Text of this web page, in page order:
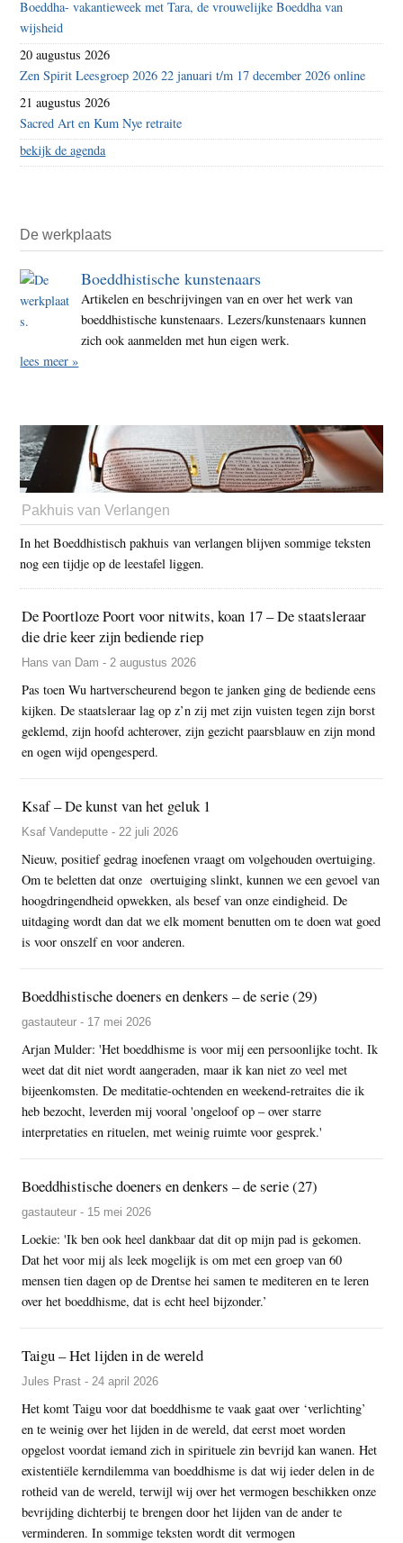
Boeddha- vakantieweek met Tara, de vrouwelijke Boeddha van
wijsheid
20 augustus 2026
Zen Spirit Leesgroep 2026 22 januari t/m 17 december 2026 online
21 augustus 2026
Sacred Art en Kum Nye retraite
bekijk de agenda
De werkplaats
Boeddhistische kunstenaars
Artikelen en beschrijvingen van en over het werk van
boeddhistische kunstenaars. Lezers/kunstenaars kunnen
zich ook aanmelden met hun eigen werk.
lees meer »
Pakhuis van Verlangen
In het Boeddhistisch pakhuis van verlangen blijven sommige teksten
nog een tijdje op de leestafel liggen.
De Poortloze Poort voor nitwits, koan 17 – De staatsleraar
die drie keer zijn bediende riep
Hans van Dam - 2 augustus 2026
Pas toen Wu hartverscheurend begon te janken ging de bediende eens
kijken. De staatsleraar lag op z’n zij met zijn vuisten tegen zijn borst
geklemd, zijn hoofd achterover, zijn gezicht paarsblauw en zijn mond
en ogen wijd opengesperd.
Ksaf – De kunst van het geluk 1
Ksaf Vandeputte - 22 juli 2026
Nieuw, positief gedrag inoefenen vraagt om volgehouden overtuiging.
Om te beletten dat onze overtuiging slinkt, kunnen we een gevoel van
hoogdringendheid opwekken, als besef van onze eindigheid. De
uitdaging wordt dan dat we elk moment benutten om te doen wat goed
is voor onszelf en voor anderen.
Boeddhistische doeners en denkers – de serie (29)
gastauteur - 17 mei 2026
Arjan Mulder: 'Het boeddhisme is voor mij een persoonlijke tocht. Ik
weet dat dit niet wordt aangeraden, maar ik kan niet zo veel met
bijeenkomsten. De meditatie-ochtenden en weekend-retraites die ik
heb bezocht, leverden mij vooral 'ongeloof op – over starre
interpretaties en rituelen, met weinig ruimte voor gesprek.'
Boeddhistische doeners en denkers – de serie (27)
gastauteur - 15 mei 2026
Loekie: 'Ik ben ook heel dankbaar dat dit op mijn pad is gekomen.
Dat het voor mij als leek mogelijk is om met een groep van 60
mensen tien dagen op de Drentse hei samen te mediteren en te leren
over het boeddhisme, dat is echt heel bijzonder.’
Taigu – Het lijden in de wereld
Jules Prast - 24 april 2026
Het komt Taigu voor dat boeddhisme te vaak gaat over ‘verlichting’
en te weinig over het lijden in de wereld, dat eerst moet worden
opgelost voordat iemand zich in spirituele zin bevrijd kan wanen. Het
existentiële kerndilemma van boeddhisme is dat wij ieder delen in de
rotheid van de wereld, terwijl wij over het vermogen beschikken onze
bevrijding dichterbij te brengen door het lijden van de ander te
verminderen. In sommige teksten wordt dit vermogen